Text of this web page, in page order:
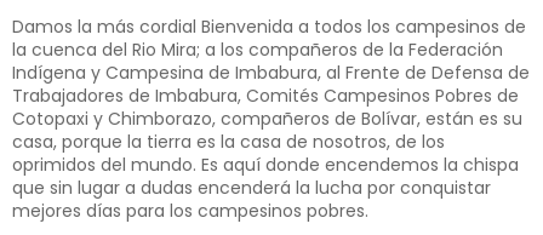
Damos la más cordial Bienvenida a todos los campesinos de
la cuenca del Rio Mira; a los compañeros de la Federación
Indígena y Campesina de Imbabura, al Frente de Defensa de
Trabajadores de Imbabura, Comités Campesinos Pobres de
Cotopaxi y Chimborazo, compañeros de Bolívar, están es su
casa, porque la tierra es la casa de nosotros, de los
oprimidos del mundo. Es aquí donde encendemos la chispa
que sin lugar a dudas encenderá la lucha por conquistar
mejores días para los campesinos pobres.